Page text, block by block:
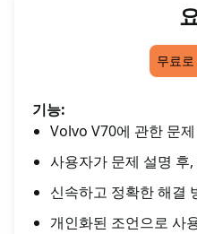
무료로
기능:
Volvo V70에 관한 문
사용자가 문제 설명 후
신속하고 정확한 해결
개인화된 조언으로 사